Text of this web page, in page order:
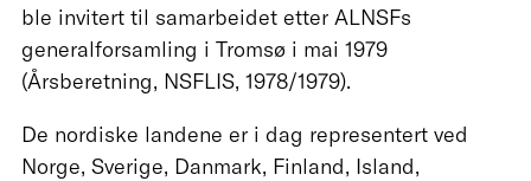
ble invitert til samarbeidet etter ALNSFs
generalforsamling i Tromsø i mai 1979
(Årsberetning, NSFLIS, 1978/1979).
De nordiske landene er i dag representert ved
Norge, Sverige, Danmark, Finland, Island,